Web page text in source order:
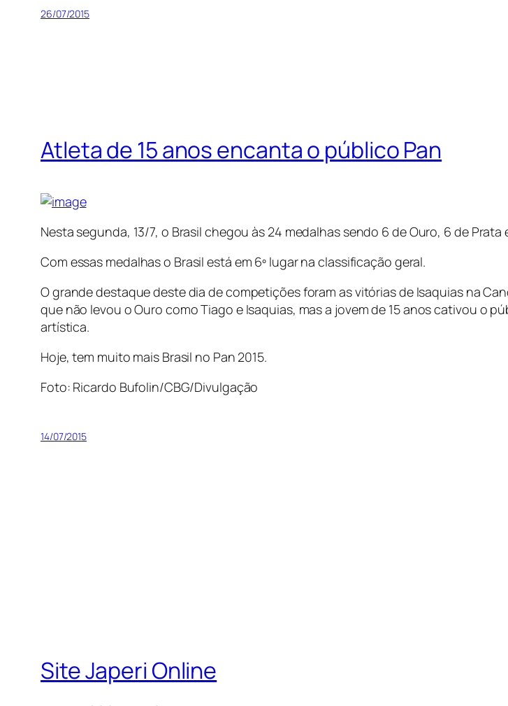
26/07/2015
Atleta de 15 anos encanta o público Pan
Nesta segunda, 13/7, o Brasil chegou às 24 medalhas sendo 6 de Ouro, 6 de Prata
Com essas medalhas o Brasil está em 6º lugar na classificação geral.
O grande destaque deste dia de competições foram as vitórias de Isaquias na
que não levou o Ouro como Tiago e Isaquias, mas a jovem de 15 anos cativou o
artística.
Hoje, tem muito mais Brasil no Pan 2015.
Foto: Ricardo Bufolin/CBG/Divulgação
14/07/2015
Site Japeri Online